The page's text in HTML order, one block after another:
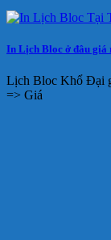
In Lịch Bloc ở đâu giá
Lịch Bloc Khổ Đại
=> Giá